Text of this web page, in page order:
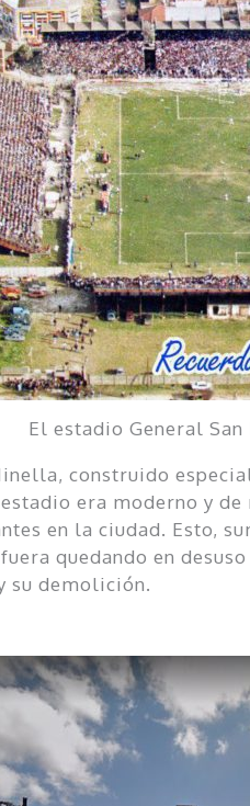
El estadio General
construido
era moderno y
en la ciudad. Esto,
quedando en
su demolición.